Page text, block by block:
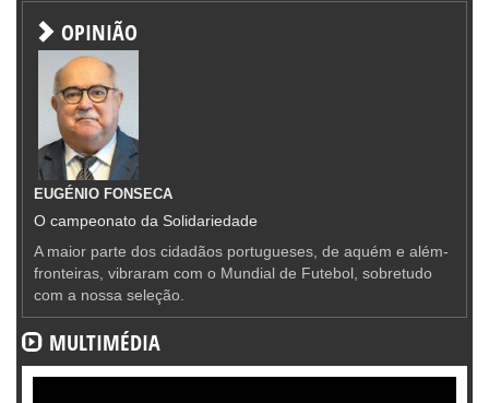
OPINIÃO
EUGÉNIO FONSECA
O campeonato da Solidariedade
A maior parte dos cidadãos portugueses, de aquém e além-
fronteiras, vibraram com o Mundial de Futebol, sobretudo
com a nossa seleção.
MULTIMÉDIA